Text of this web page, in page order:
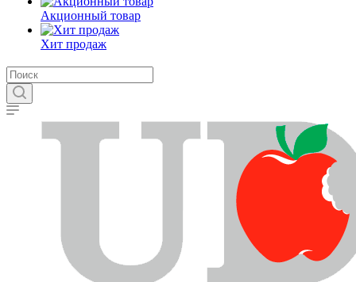
Акционный товар
Хит продаж